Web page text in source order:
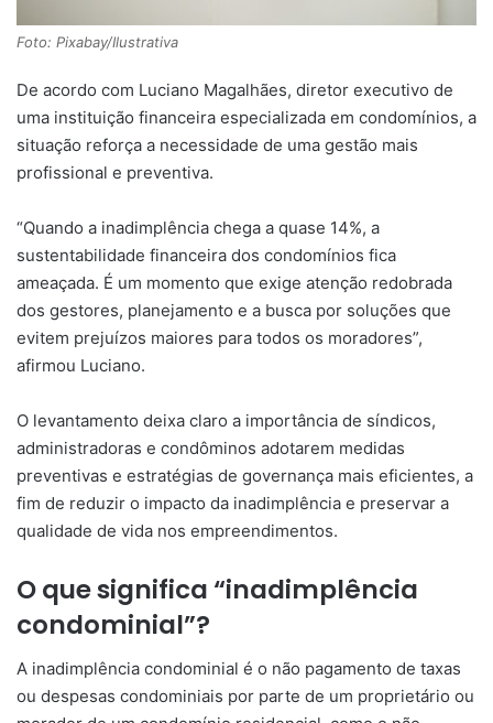
Foto: Pixabay/Ilustrativa
De acordo com Luciano Magalhães, diretor executivo de
uma instituição financeira especializada em condomínios, a
situação reforça a necessidade de uma gestão mais
profissional e preventiva.
“Quando a inadimplência chega a quase 14%, a
sustentabilidade financeira dos condomínios fica
ameaçada. É um momento que exige atenção redobrada
dos gestores, planejamento e a busca por soluções que
evitem prejuízos maiores para todos os moradores”,
afirmou Luciano.
O levantamento deixa claro a importância de síndicos,
administradoras e condôminos adotarem medidas
preventivas e estratégias de governança mais eficientes, a
fim de reduzir o impacto da inadimplência e preservar a
qualidade de vida nos empreendimentos.
O que significa “inadimplência
condominial”?
A inadimplência condominial é o não pagamento de taxas
ou despesas condominiais por parte de um proprietário ou